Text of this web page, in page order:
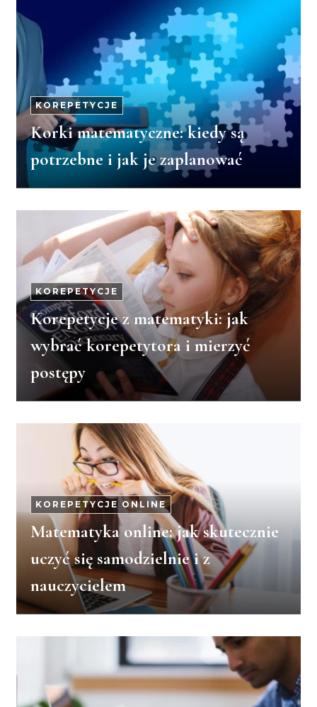
KOREPETYCJE
Korki matematyczne: kiedy są
potrzebne i jak je zaplanować
KOREPETYCJE
Korepetycje z matematyki: jak
wybrać korepetytora i mierzyć
postępy
KOREPETYCJE ONLINE
Matematyka online: jak skutecznie
uczyć się samodzielnie i z
nauczycielem